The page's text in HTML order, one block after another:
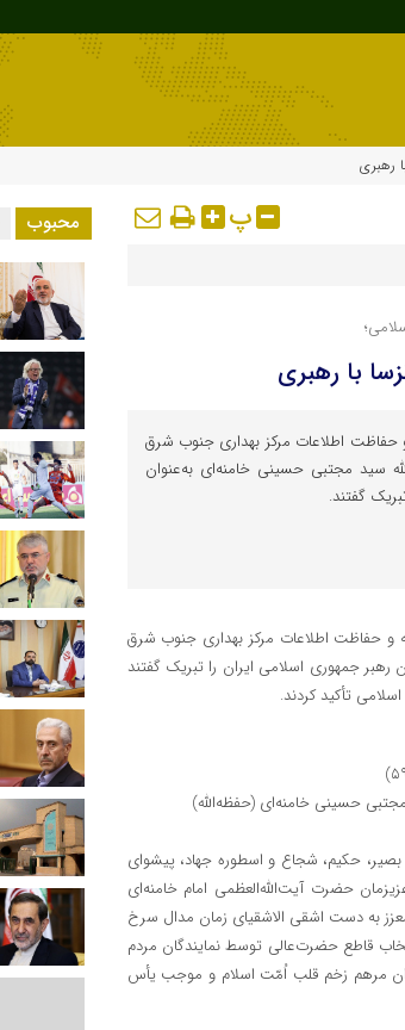
رهبری
پ
با رهبری
حفاظت اطلاعات مرکز بهداری جنوب شرق
سید مجتبی حسینی خامنه‌ای به‌عنوان
گفتند.
و حفاظت اطلاعات مرکز بهداری جنوب شرق
رهبر جمهوری اسلامی ایران را تبریک گفتند
تأکید کردند.
حسینی خامنه‌ای (حفظه‌الله)
حکیم، شجاع و اسطوره جهاد، پیشوای
حضرت آیت‌الله‌العظمی امام خامنه‌ای
به دست اشقی الاشقیای زمان مدال سرخ
قاطع حضرت‌عالی توسط نمایندگان مردم
مرهم زخم قلب اُمّت اسلام و موجب یأس
محبوب